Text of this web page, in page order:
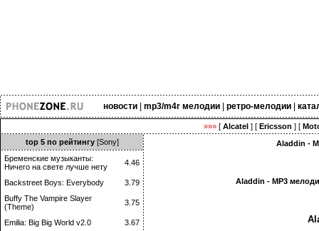
новости| mp3/m4r мелодии| ретро-мелодии|
»»»[ Alcatel] [ Ericsson ] [
top 5 по рейтингу[Sony]
Бременские музыканты:
Ничего на свете лучше нету
4.46
Backstreet Boys: Everybody
3.79
Buffy The Vampire Slayer
(Theme)
3.75
Emilia: Big Big World v2.0
3.67
Aladdin -
Aladdin - MP3